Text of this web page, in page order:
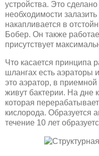
устройства. Это
необходимости
накапливается в
Бобер. Он также
присутствует
Что касается принципа
шлангах есть аэраторы
это аэратор, в приемной
живут бактерии. На дне
которая
кислорода. Образуется
течение 10 лет